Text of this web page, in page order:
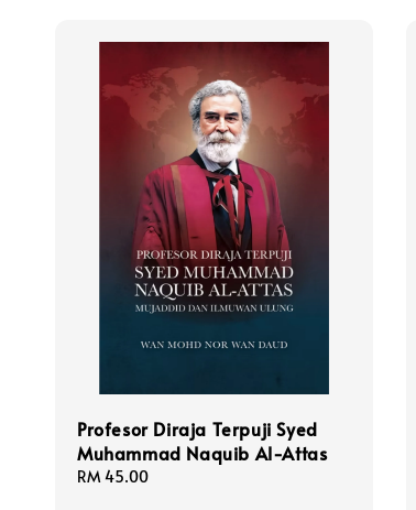
Profesor Diraja Terpuji Syed
Muhammad Naquib Al-Attas
Regular
RM 45.00